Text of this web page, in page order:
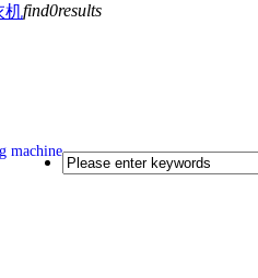
机find0results
machine